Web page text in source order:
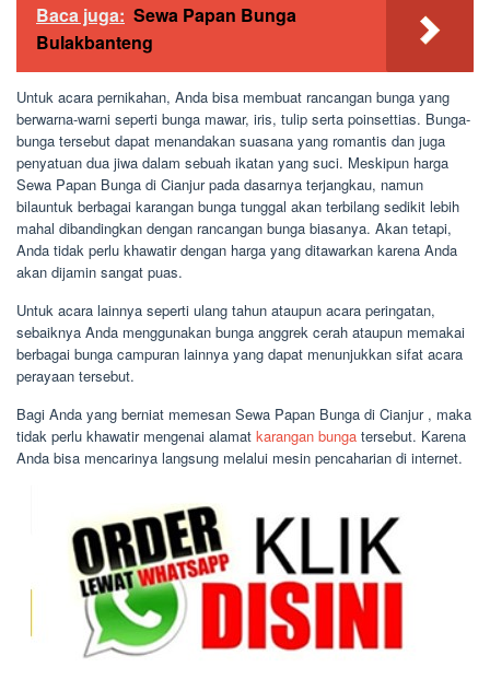
Baca juga: Sewa Papan Bunga
Bulakbanteng
Untuk acara pernikahan, Anda bisa membuat rancangan bunga yang
berwarna-warni seperti bunga mawar, iris, tulip serta poinsettias. Bunga-
bunga tersebut dapat menandakan suasana yang romantis dan juga
penyatuan dua jiwa dalam sebuah ikatan yang suci. Meskipun harga
Sewa Papan Bunga di Cianjur pada dasarnya terjangkau, namun
bilauntuk berbagai karangan bunga tunggal akan terbilang sedikit lebih
mahal dibandingkan dengan rancangan bunga biasanya. Akan tetapi,
Anda tidak perlu khawatir dengan harga yang ditawarkan karena Anda
akan dijamin sangat puas.
Untuk acara lainnya seperti ulang tahun ataupun acara peringatan,
sebaiknya Anda menggunakan bunga anggrek cerah ataupun memakai
berbagai bunga campuran lainnya yang dapat menunjukkan sifat acara
perayaan tersebut.
Bagi Anda yang berniat memesan Sewa Papan Bunga di Cianjur , maka
tidak perlu khawatir mengenai alamat karangan bunga tersebut. Karena
Anda bisa mencarinya langsung melalui mesin pencaharian di internet.